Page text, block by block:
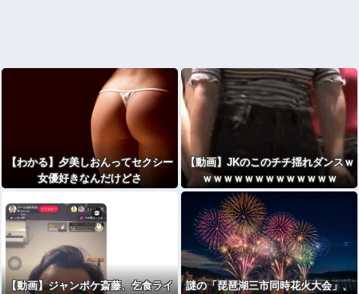
【わかる】夕美しおんってセクシー
女優好きなんだけどさ
【動画】JKのこのチチ揺れダンスｗ
ｗｗｗｗｗｗｗｗｗｗｗｗｗ
【動画】ジャンポケ斎藤、乞食ライ
謎の「琵琶湖三市同時花火大会」、